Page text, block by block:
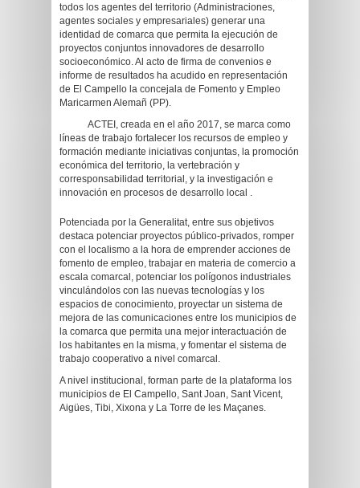
todos los agentes del territorio (Administraciones,
agentes sociales y empresariales) generar una
identidad de comarca que permita la ejecución de
proyectos conjuntos innovadores de desarrollo
socioeconómico. Al acto de firma de convenios e
informe de resultados ha acudido en representación
de El Campello la concejala de Fomento y Empleo
Maricarmen Alemañ (PP).
ACTEI, creada en el año 2017, se marca como
líneas de trabajo fortalecer los recursos de empleo y
formación mediante iniciativas conjuntas, la promoción
económica del territorio, la vertebración y
corresponsabilidad territorial, y la investigación e
innovación en procesos de desarrollo local .
Potenciada por la Generalitat, entre sus objetivos
destaca potenciar proyectos público-privados, romper
con el localismo a la hora de emprender acciones de
fomento de empleo, trabajar en materia de comercio a
escala comarcal, potenciar los polígonos industriales
vinculándolos con las nuevas tecnologías y los
espacios de conocimiento, proyectar un sistema de
mejora de las comunicaciones entre los municipios de
la comarca que permita una mejor interactuación de
los habitantes en la misma, y fomentar el sistema de
trabajo cooperativo a nivel comarcal.
A nivel institucional, forman parte de la plataforma los
municipios de El Campello, Sant Joan, Sant Vicent,
Aigües, Tibi, Xixona y La Torre de les Maçanes.